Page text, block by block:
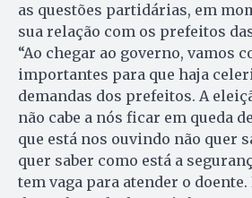
as questões par­tidárias, em
sua relação com os prefeitos
“Ao chegar ao go­verno, vamos
importantes para que haja
demandas dos prefeitos. A
não cabe a nós ficar em queda
que está nos ouvindo não quer
quer saber como está a
tem vaga para atender o